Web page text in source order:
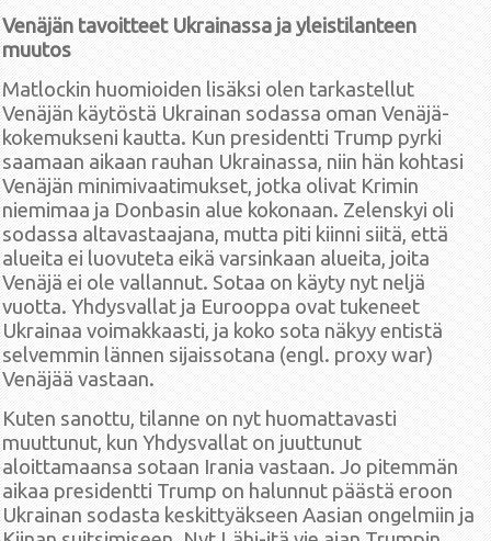
Venäjän tavoitteet Ukrainassa ja yleistilanteen
muutos
Matlockin huomioiden lisäksi olen tarkastellut
Venäjän käytöstä Ukrainan sodassa oman Venäjä-
kokemukseni kautta. Kun presidentti Trump pyrki
saamaan aikaan rauhan Ukrainassa, niin hän kohtasi
Venäjän minimivaatimukset, jotka olivat Krimin
niemimaa ja Donbasin alue kokonaan. Zelenskyi oli
sodassa altavastaajana, mutta piti kiinni siitä, että
alueita ei luovuteta eikä varsinkaan alueita, joita
Venäjä ei ole vallannut. Sotaa on käyty nyt neljä
vuotta. Yhdysvallat ja Eurooppa ovat tukeneet
Ukrainaa voimakkaasti, ja koko sota näkyy entistä
selvemmin lännen sijaissotana (engl. proxy war)
Venäjää vastaan.
Kuten sanottu, tilanne on nyt huomattavasti
muuttunut, kun Yhdysvallat on juuttunut
aloittamaansa sotaan Irania vastaan. Jo pitemmän
aikaa presidentti Trump on halunnut päästä eroon
Ukrainan sodasta keskittyäkseen Aasian ongelmiin ja